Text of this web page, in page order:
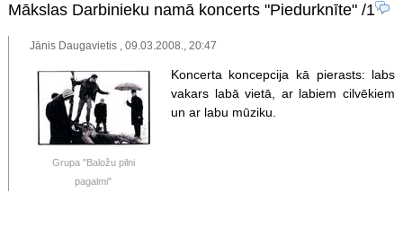
Mākslas Darbinieku namā koncerts "Piedurknīte"/1
Jānis Daugavietis , 09.03.2008., 20:47
Grupa "Baložu pilni
pagalmi"
Koncerta koncepcija kā pierasts: labs
vakars labā vietā, ar labiem cilvēkiem
un ar labu mūziku.